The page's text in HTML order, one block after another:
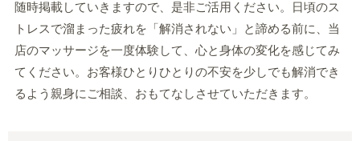
随時掲載していきますので、是非ご活用ください。日頃のス
トレスで溜まった疲れを「解消されない」と諦める前に、当
店のマッサージを一度体験して、心と身体の変化を感じてみ
てください。お客様ひとりひとりの不安を少しでも解消でき
るよう親身にご相談、おもてなしさせていただきます。